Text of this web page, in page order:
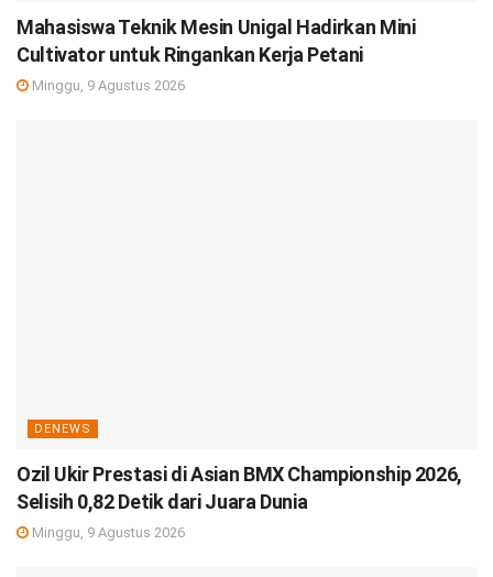
Mahasiswa Teknik Mesin Unigal Hadirkan Mini
Cultivator untuk Ringankan Kerja Petani
Minggu, 9 Agustus 2026
DENEWS
Ozil Ukir Prestasi di Asian BMX Championship 2026,
Selisih 0,82 Detik dari Juara Dunia
Minggu, 9 Agustus 2026